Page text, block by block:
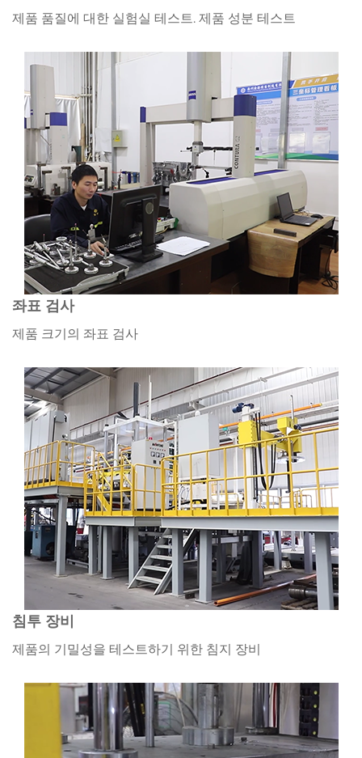
제품 품질에 대한 실험실 테스트. 제품 성분 테스트
좌표 검사
제품 크기의 좌표 검사
침투 장비
제품의 기밀성을 테스트하기 위한 침지 장비